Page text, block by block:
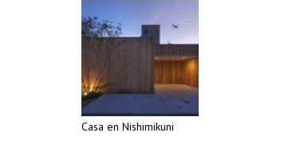
Casa en Nishimikuni